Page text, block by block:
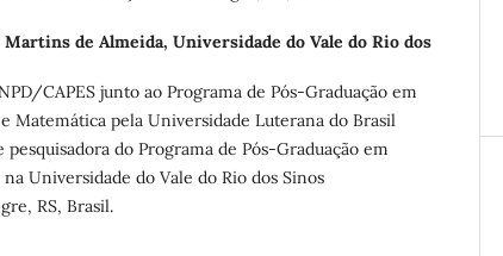
de Almeida, Universidade do Vale do Rio dos
CAPES junto ao Programa de Pós-Graduação em
Matemática pela Universidade Luterana do Brasil
pesquisadora do Programa de Pós-Graduação em
Universidade do Vale do Rio dos Sinos
RS, Brasil.